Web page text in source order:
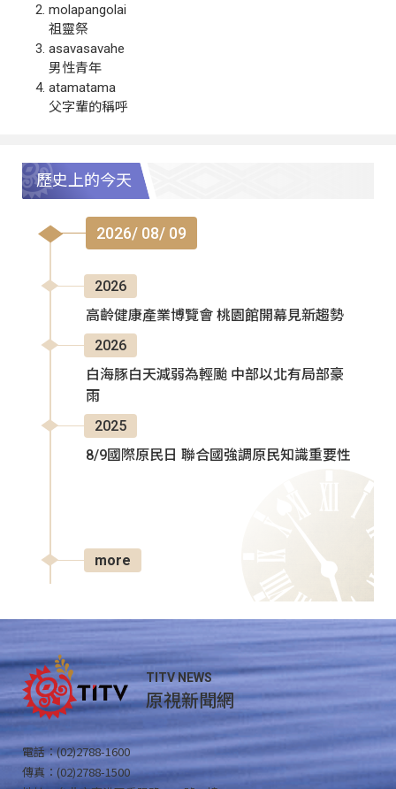
molapangolai
祖靈祭
asavasavahe
男性青年
atamatama
父字輩的稱呼
歷史上的今天
2026/ 08/ 09
2026
高齡健康產業博覽會 桃園館開幕見新趨勢
2026
白海豚白天減弱為輕颱 中部以北有局部豪
雨
2025
8/9國際原民日 聯合國強調原民知識重要性
more
TITV NEWS
原視新聞網
電話：(02)2788-1600
傳真：(02)2788-1500